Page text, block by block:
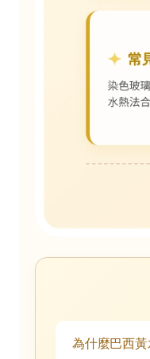
為什麼巴西